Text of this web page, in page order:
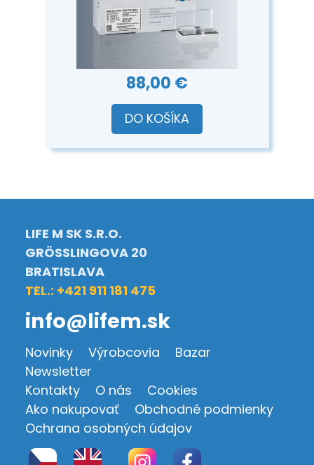
88,00 €
DO KOŠÍKA
LIFE M SK S.R.O.
GRÖSSLINGOVA 20
BRATISLAVA
TEL.: +421 911 181 475
info@lifem.sk
Novinky Výrobcovia
Bazar
Newsletter
Kontakty
O nás
Cookies
Ako nakupovať
Obchodné podmienky
Ochrana osobných údajov